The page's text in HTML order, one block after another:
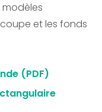
et les fonds
(PDF)